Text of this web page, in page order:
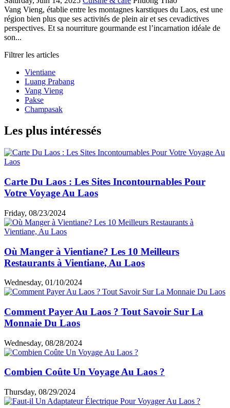
Vang Vieng, établie entre les montagnes karstiques du Laos, est une
région bien plus que ses activités de plein air et ses cevadictives
perspectives. Et sa nourriture gourmande est l’incarnation idéale de
son...
Filtrer les articles
Vientiane
Luang Prabang
Vang Vieng
Pakse
Champasak
Les plus intéressés
Carte Du Laos : Les Sites Incontournables Pour
Votre Voyage Au Laos
Friday, 08/23/2024
Où Manger à Vientiane? Les 10 Meilleurs
Restaurants à Vientiane, Au Laos
Wednesday, 01/10/2024
Comment Payer Au Laos ? Tout Savoir Sur La
Monnaie Du Laos
Wednesday, 08/28/2024
Combien Coûte Un Voyage Au Laos ?
Thursday, 08/29/2024